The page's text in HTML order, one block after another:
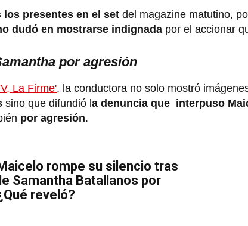
presentes en el set del magazine matutino,
dudó en mostrarse indignada por el accionar
por agresión
La Firme', la conductora no solo mostró
sino que difundió la denuncia que interpuso
por agresión.
rompe su silencio tras
Samantha Batallanos por
reveló?